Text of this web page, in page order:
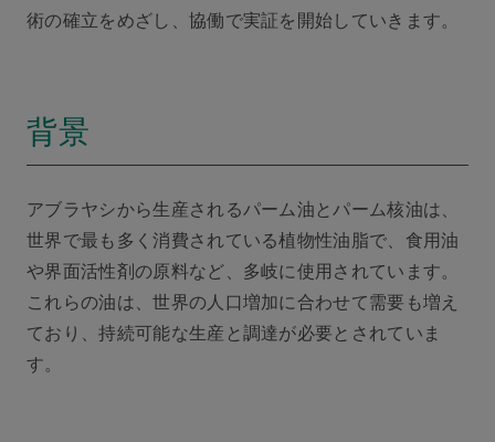
術の確立をめざし、協働で実証を開始していきます。
背景
アブラヤシから生産されるパーム油とパーム核油は、
世界で最も多く消費されている植物性油脂で、食用油
や界面活性剤の原料など、多岐に使用されています。
これらの油は、世界の人口増加に合わせて需要も増え
ており、持続可能な生産と調達が必要とされていま
す。